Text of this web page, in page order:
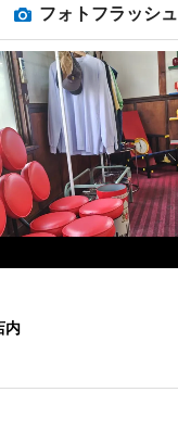
フォトフラッシュ
内